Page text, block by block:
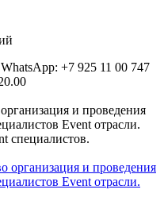
+7 925 11 00 747
и проведения
Event отрасли.
специалистов.